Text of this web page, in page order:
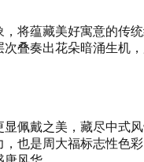
将蕴藏美好寓意的传
叠奏出花朵暗涌生机
佩戴之美，藏尽中式
也是周大福标志性色